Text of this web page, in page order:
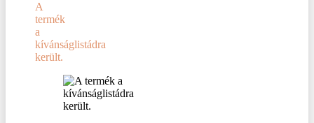
A
termék
a
kívánságlistádra
került.